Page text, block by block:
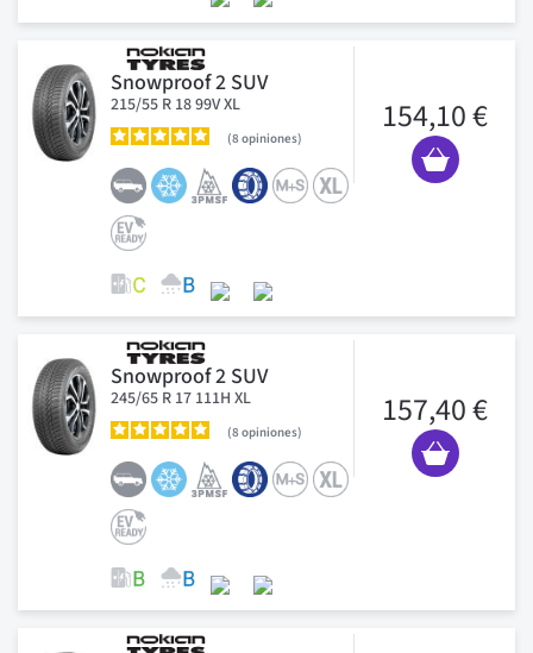
Snowproof 2 SUV
215/55 R 18 99V XL
8 opiniones
154,10 €
Snowproof 2 SUV
245/65 R 17 111H XL
8 opiniones
157,40 €